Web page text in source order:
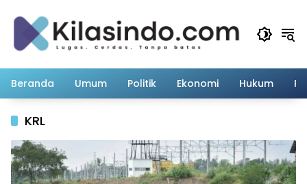
Beranda Umum Politik Ekonomi Hukum
KRL